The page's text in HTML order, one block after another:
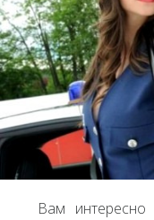
Вам